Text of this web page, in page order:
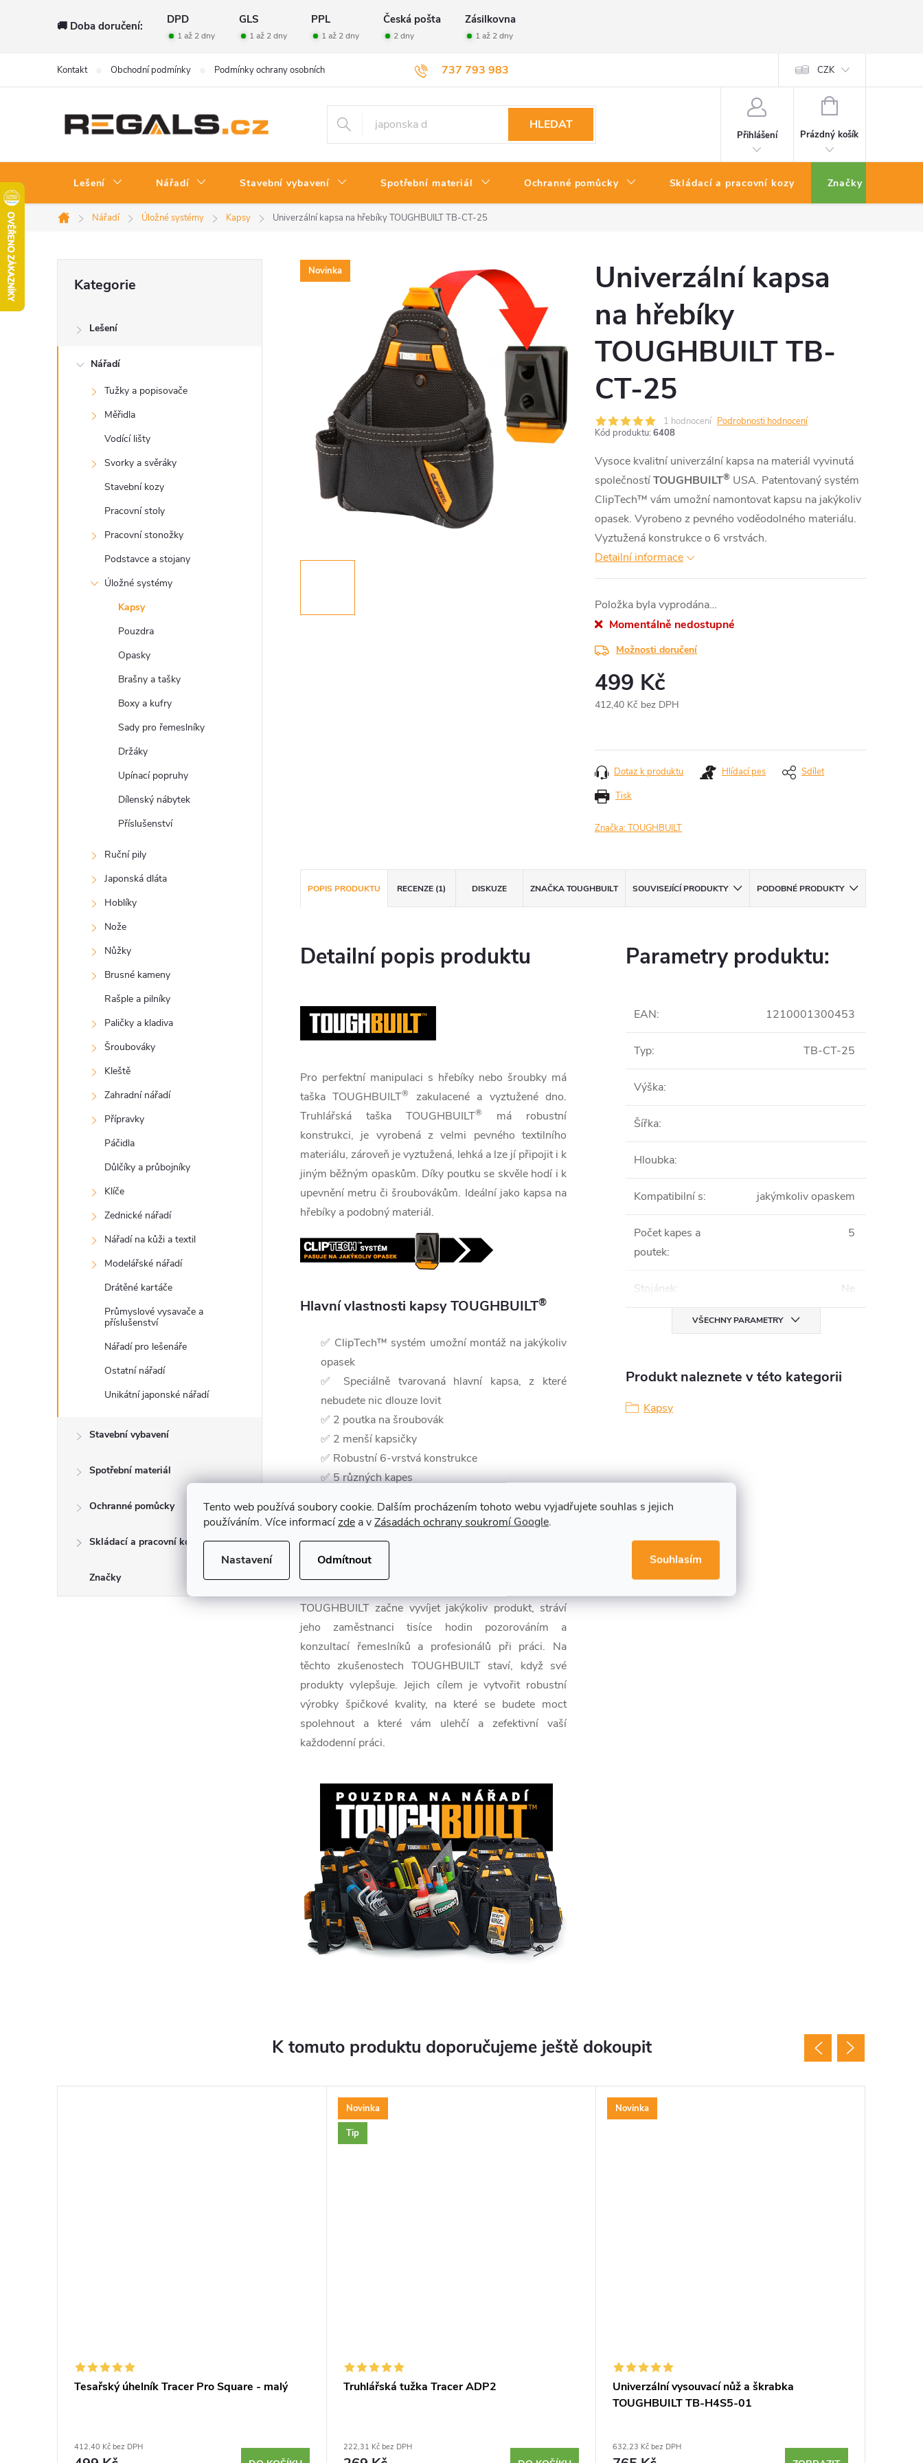
Tento web používá soubory cookie. Dalším procházením tohoto webu vyjadřujete souhlas s jejich
používáním. Více informacízde a vZásadách ochrany soukromí Google.
Nastavení Odmítnout Souhlasím
🚚 Doba doručení: DPD GLS PPL Česká pošta Zásilkovna
1 až 2 dny 1 až 2 dny 1 až 2 dny 2 dny 1 až 2 dny
737 793 983
Kontakt Obchodní podmínky Podmínky ochrany osobních údajů Velkoobchod Vrácení zboží CZK
HLEDAT
Přihlášení
NÁKUPNÍ
Prázdný košík
Lešení Nářadí Stavební vybavení Spotřební materiál Ochranné pomůcky Skládací a pracovní kozy Značky
Domů
Nářadí Úložné systémy Kapsy Univerzální kapsa na hřebíky TOUGHBUILT TB-CT-25
s
kategorie
Kategorie
Lešení
Nářadí
Tužky a popisovače
Měřidla
Vodící lišty
Svorky a svěráky
Stavební kozy
Pracovní stoly
Pracovní stonožky
Podstavce a stojany
Úložné systémy
Kapsy
Pouzdra
Opasky
Brašny a tašky
Boxy a kufry
Sady pro řemeslníky
Držáky
Upínací popruhy
Dílenský nábytek
Příslušenství
Ruční pily
Japonská dláta
Hoblíky
Nože
Nůžky
Brusné kameny
Rašple a pilníky
Paličky a kladiva
Šroubováky
Kleště
Zahradní nářadí
Přípravky
Páčidla
Důlčíky a průbojníky
Klíče
Zednické nářadí
Nářadí na kůži a textil
Modelářské nářadí
Drátěné kartáče
Průmyslové vysavače a
příslušenství
Nářadí pro lešenáře
Ostatní nářadí
Unikátní japonské nářadí
Stavební vybavení
Spotřební materiál
Ochranné pomůcky
Skládací a pracovní kozy
Značky
Novinka
Univerzální kapsa
na hřebíky
TOUGHBUILT TB-
CT-25
1 hodnocení Podrobnosti hodnocení
Kód produktu: 6408
Vysoce kvalitní univerzální kapsa na materiál vyvinutá
společnostíTOUGHBUILT® USA. Patentovaný systém
ClipTech™ vám umožní namontovat kapsu na jakýkoliv
opasek. Vyrobeno z pevného voděodolného materiálu.
Vyztužená konstrukce o 6 vrstvách.
Detailní informace
Položka byla vyprodána…
Momentálně nedostupné
Možnosti doručení
499 Kč
412,40 Kč bez DPH
Tisk
Dotaz k produktu Hlídací pes Sdílet
Značka:TOUGHBUILT
POPIS PRODUKTU RECENZE (1) DISKUZE ZNAČKATOUGHBUILT SOUVISEJÍCÍ PRODUKTY PODOBNÉ PRODUKTY
Detailní popis produktu
Pro perfektní manipulaci s hřebíky nebo šroubky má
taška TOUGHBUILT®
zakulacené a vyztužené dno.
Truhlářská taška TOUGHBUILT®
má robustní
konstrukci, je vyrobená z velmi pevného textilního
materiálu, zároveň je vyztužená, lehká a lze jí připojit i k
jiným běžným opaskům. Díky poutku se skvěle hodí i k
upevnění metru či šroubovákům. Ideální jako kapsa na
hřebíky a podobný materiál.
Hlavní vlastnosti kapsy TOUGHBUILT®
✅ ClipTech™ systém umožní montáž na jakýkoliv
opasek
✅ Speciálně tvarovaná hlavní kapsa, z které
nebudete nic dlouze lovit
✅ 2 poutka na šroubovák
✅ 2 menší kapsičky
✅ Robustní 6-vrstvá konstrukce
✅ 5 různých kapes
O společnosti TOUGHBUILT ®:
TOUGHBUILT začne vyvíjet jakýkoliv produkt, stráví
jeho zaměstnanci tisíce hodin pozorováním a
konzultací řemeslníků a profesionálů při práci. Na
těchto zkušenostech TOUGHBUILT staví, když své
produkty vylepšuje. Jejich cílem je vytvořit robustní
výrobky špičkové kvality, na které se budete moct
spolehnout a které vám ulehčí a zefektivní vaší
každodenní práci.
Parametry produktu:
EAN: 1210001300453
Typ: TB-CT-25
Výška:
Šířka:
Hloubka:
Kompatibilní s: jakýmkoliv opaskem
Počet kapes a
poutek:
5
Stojánek: Ne
VŠECHNY PARAMETRY
Produkt naleznete v této kategorii
Kapsy
K tomuto produktu doporučujeme ještě dokoupit
Tesařský úhelník Tracer Pro Square - malý
412,40 Kč bez DPH
Novinka
Tip
Truhlářská tužka Tracer ADP2
222,31 Kč bez DPH
Novinka
Univerzální vysouvací nůž a škrabka
TOUGHBUILT TB-H4S5-01
632,23 Kč bez DPH